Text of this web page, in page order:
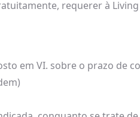
requerer à Living
em VI. sobre o prazo de